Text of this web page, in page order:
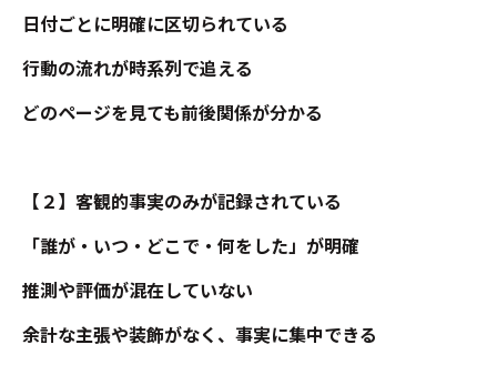
日付ごとに明確に区切られている
行動の流れが時系列で追える
どのページを見ても前後関係が分かる
【２】客観的事実のみが記録されている
「誰が・いつ・どこで・何をした」が明確
推測や評価が混在していない
余計な主張や装飾がなく、事実に集中できる